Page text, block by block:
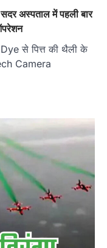
अस्पताल में पहली बार
से पित्त की थैली के
Camera